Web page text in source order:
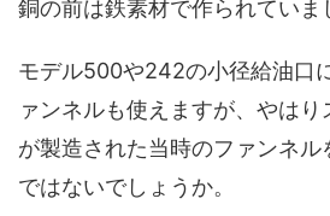
銅の前は鉄素材で作られていま
モデル500や242の小径給油口
ァンネルも使えますが、やは
が製造された当時のファンネ
ではないでしょうか。